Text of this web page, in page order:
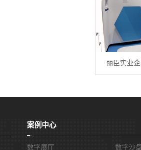
丽臣实业
案例中心
数字展厅 数字沙